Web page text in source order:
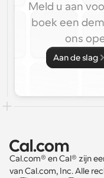
Meld u aan
boek een
ons
Aan de slag
Cal.com® en Cal® zijn
van Cal.com, Inc. Alle